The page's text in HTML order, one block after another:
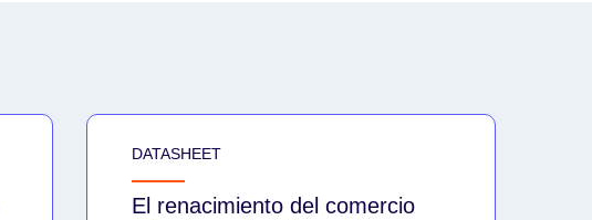
DATASHEET
El renacimiento del comercio